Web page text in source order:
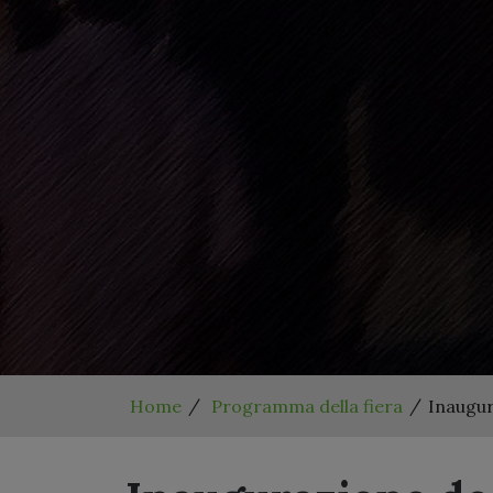
Home Programma della fiera